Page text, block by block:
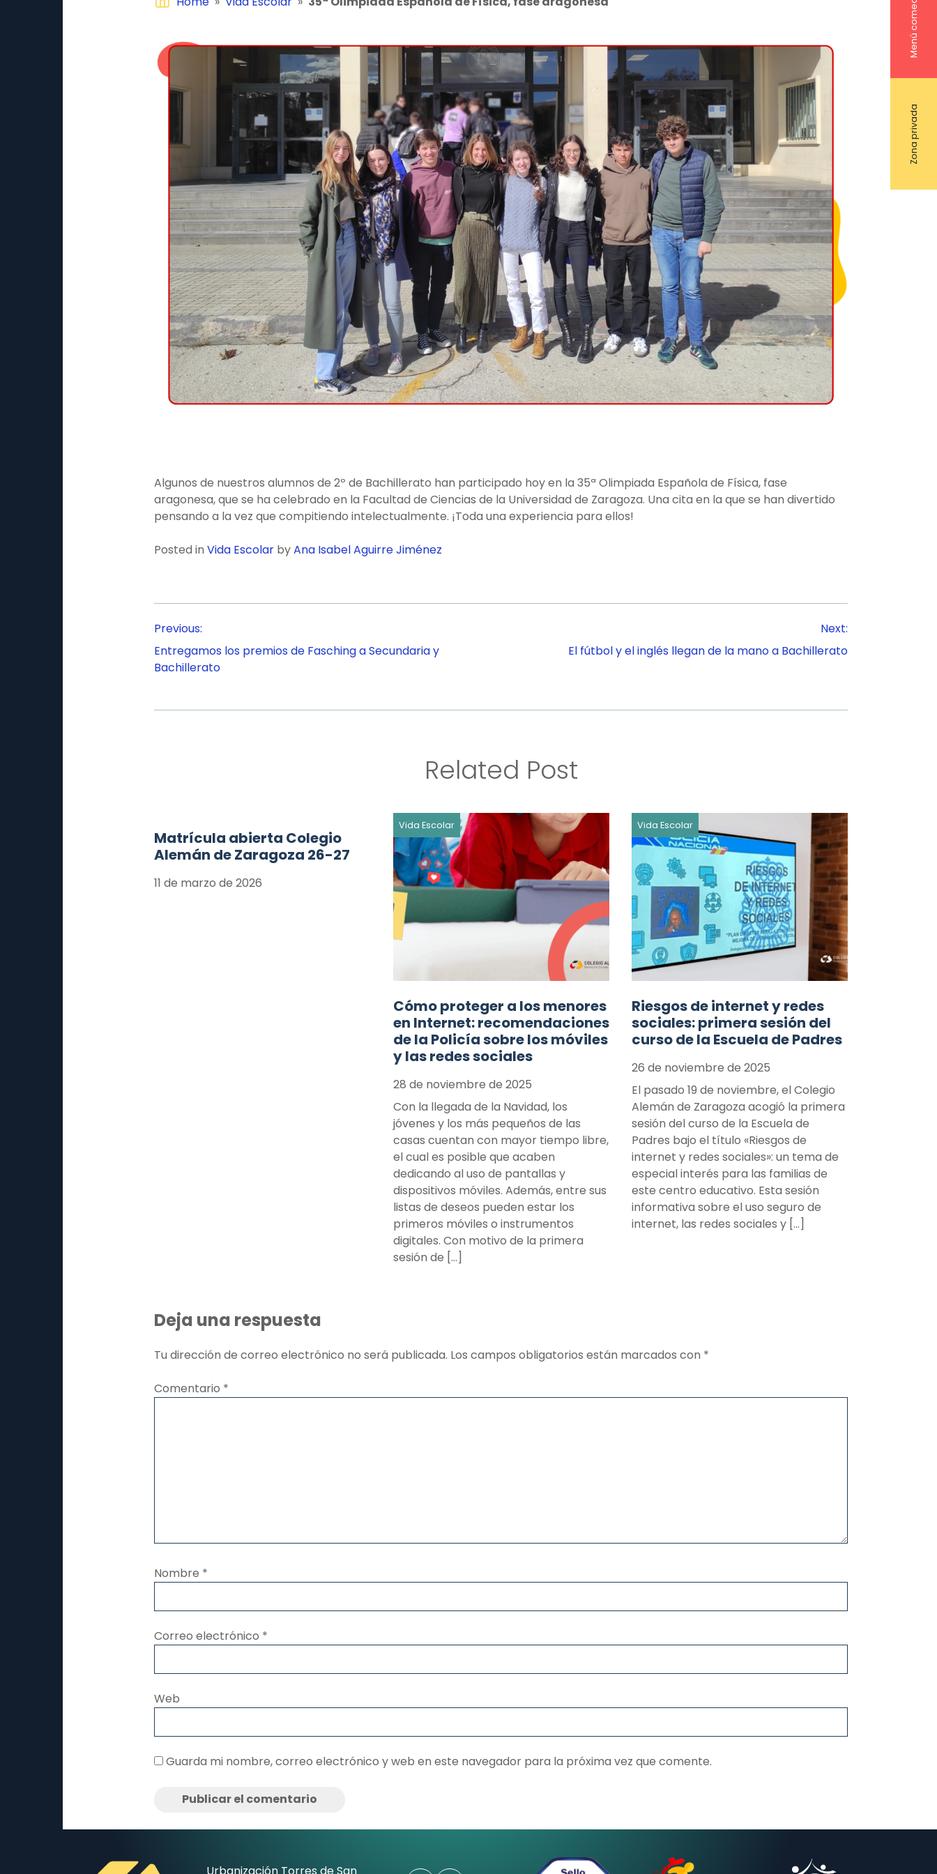
Zona privada
Menú comedor
Algunos de nuestros alumnos de 2º de Bachillerato han participado hoy en la 35ª Olimpiada Española de Física, fase
aragonesa, que se ha celebrado en la Facultad de Ciencias de la Universidad de Zaragoza. Una cita en la que se han divertido
pensando a la vez que compitiendo intelectualmente. ¡Toda una experiencia para ellos!
Posted inVida Escolar byAna Isabel Aguirre Jiménez
Navegación
de
entradas
Previous:
Entregamos los premios de Fasching a Secundaria y
Bachillerato
Next:
El fútbol y el inglés llegan de la mano a Bachillerato
Related Post
Matrícula abierta Colegio
Alemán de Zaragoza 26-27
11 de marzo de 2026
Vida Escolar
Cómo proteger a los menores
en Internet: recomendaciones
de la Policía sobre los móviles
y las redes sociales
28 de noviembre de 2025
Con la llegada de la Navidad, los
jóvenes y los más pequeños de las
casas cuentan con mayor tiempo libre,
el cual es posible que acaben
dedicando al uso de pantallas y
dispositivos móviles. Además, entre sus
listas de deseos pueden estar los
primeros móviles o instrumentos
digitales. Con motivo de la primera
sesión de […]
Vida Escolar
Riesgos de internet y redes
sociales: primera sesión del
curso de la Escuela de Padres
26 de noviembre de 2025
El pasado 19 de noviembre, el Colegio
Alemán de Zaragoza acogió la primera
sesión del curso de la Escuela de
Padres bajo el título «Riesgos de
internet y redes sociales»: un tema de
especial interés para las familias de
este centro educativo. Esta sesión
informativa sobre el uso seguro de
internet, las redes sociales y […]
Deja una respuesta
Tu dirección de correo electrónico no será publicada. Los campos obligatorios están marcados con *
Comentario *
Nombre *
Correo electrónico *
Web
Guarda mi nombre, correo electrónico y web en este navegador para la próxima vez que comente.
Urbanización Torres de San